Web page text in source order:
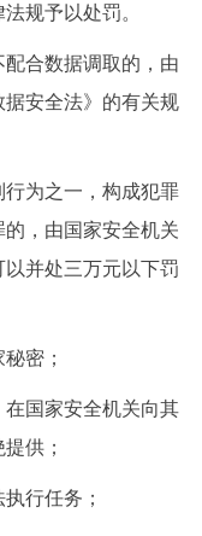
规予以处罚。
合数据调取的，由
安全法》的有关规
为之一，构成犯罪
，由国家安全机关
并处三万元以下罚
密；
国家安全机关向其
供；
行任务；